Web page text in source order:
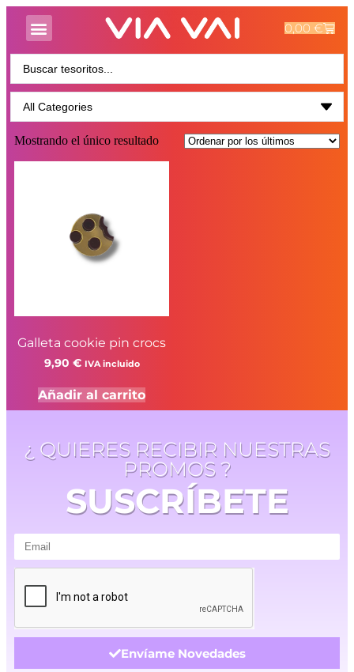
0,00€
Mostrando el único resultado
Galleta cookie pin crocs
9,90 € IVA incluido
Añadir al carrito
¿ QUIERES RECIBIR NUESTRAS
PROMOS ?
SUSCRÍBETE
Envíame Novedades